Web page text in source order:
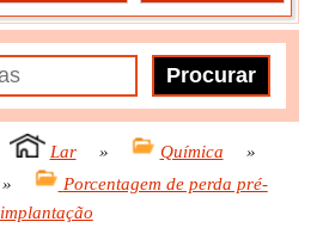
Lar » Química
»
»
Porcentagem de perda pré-
implantação